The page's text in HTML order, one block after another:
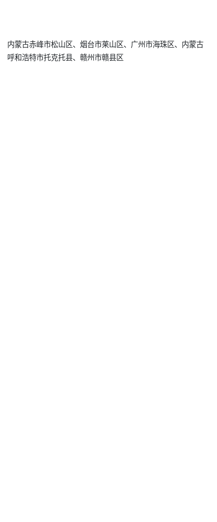
内蒙古赤峰市松山区、烟台市莱山区、广州市海珠区、内蒙古
呼和浩特市托克托县、赣州市赣县区